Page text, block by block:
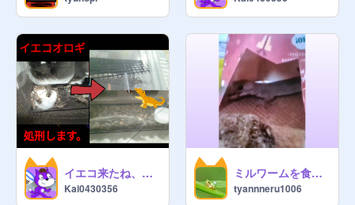
イエコ来たね、処刑します。＆餌やり
Kai0430356
ミルワームを食べるかぶちゃん
tyannneru1006